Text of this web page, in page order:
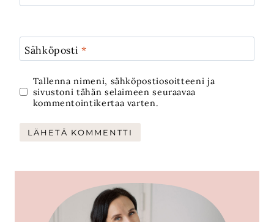
Sähköposti*
Tallenna nimeni, sähköpostiosoitteeni ja
sivustoni tähän selaimeen seuraavaa
kommentointikertaa varten.